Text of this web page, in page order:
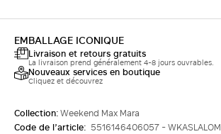
EMBALLAGE ICONIQUE
Livraison et retours gratuits
La livraison prend généralement 4-8 jours ouvrables.
Nouveaux services en boutique
Cliquez et découvrez
Collection:Weekend Max Mara
Code de l’article: 5516146406057 - WKASLALOM